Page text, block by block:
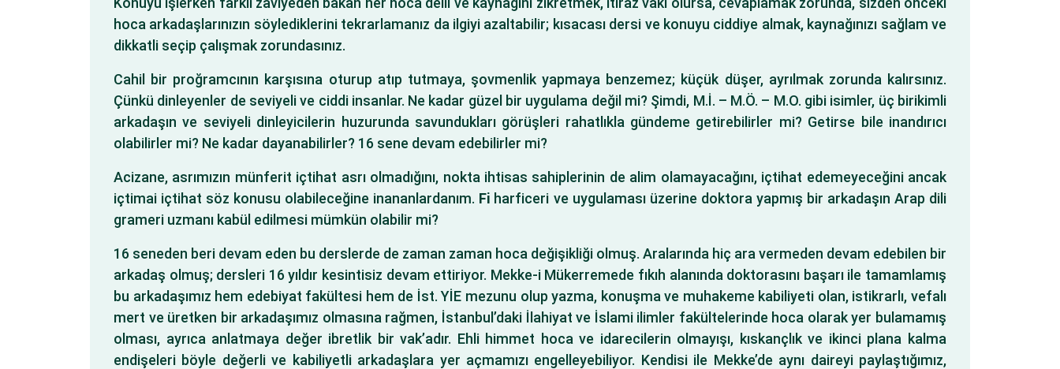
hoca arkadaşlarınızın söylediklerini tekrarlamanız da ilgiyi azaltabilir; kısacası dersi ve konuyu ciddiye almak, kaynağınızı sağlam ve
dikkatli seçip çalışmak zorundasınız.
Cahil bir proğramcının karşısına oturup atıp tutmaya, şovmenlik yapmaya benzemez; küçük düşer, ayrılmak zorunda kalırsınız.
Çünkü dinleyenler de seviyeli ve ciddi insanlar. Ne kadar güzel bir uygulama değil mi? Şimdi, M.İ. – M.Ö. – M.O. gibi isimler, üç birikimli
arkadaşın ve seviyeli dinleyicilerin huzurunda savundukları görüşleri rahatlıkla gündeme getirebilirler mi? Getirse bile inandırıcı
olabilirler mi? Ne kadar dayanabilirler? 16 sene devam edebilirler mi?
Acizane, asrımızın münferit içtihat asrı olmadığını, nokta ihtisas sahiplerinin de alim olamayacağını, içtihat edemeyeceğini ancak
içtimai içtihat söz konusu olabileceğine inananlardanım. Fi harficeri ve uygulaması üzerine doktora yapmış bir arkadaşın Arap dili
grameri uzmanı kabül edilmesi mümkün olabilir mi?
16 seneden beri devam eden bu derslerde de zaman zaman hoca değişikliği olmuş. Aralarında hiç ara vermeden devam edebilen bir
arkadaş olmuş; dersleri 16 yıldır kesintisiz devam ettiriyor. Mekke-i Mükerremede fıkıh alanında doktorasını başarı ile tamamlamış
bu arkadaşımız hem edebiyat fakültesi hem de İst. YİE mezunu olup yazma, konuşma ve muhakeme kabiliyeti olan, istikrarlı, vefalı
mert ve üretken bir arkadaşımız olmasına rağmen, İstanbul’daki İlahiyat ve İslami ilimler fakültelerinde hoca olarak yer bulamamış
olması, ayrıca anlatmaya değer ibretlik bir vak’adır. Ehli himmet hoca ve idarecilerin olmayışı, kıskançlık ve ikinci plana kalma
endişeleri böyle değerli ve kabiliyetli arkadaşlara yer açmamızı engelleyebiliyor. Kendisi ile Mekke’de aynı daireyi paylaştığımız,